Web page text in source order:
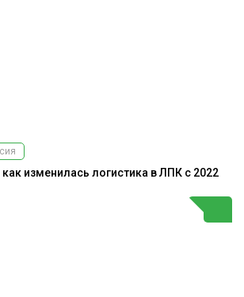
изменилась логистика в ЛПК с 2022